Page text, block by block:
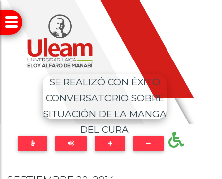
SE REALIZÓ CON ÉXITO
CONVERSATORIO SOBRE
SITUACIÓN DE LA MANGA
DEL CURA